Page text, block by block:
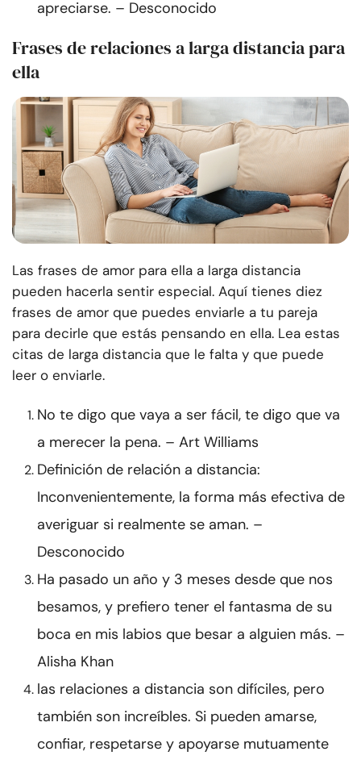
apreciarse. – Desconocido
Frases de relaciones a larga distancia para
ella
Las frases de amor para ella a larga distancia
pueden hacerla sentir especial. Aquí tienes diez
frases de amor que puedes enviarle a tu pareja
para decirle que estás pensando en ella. Lea estas
citas de larga distancia que le falta y que puede
leer o enviarle.
No te digo que vaya a ser fácil, te digo que va
a merecer la pena. – Art Williams
Definición de relación a distancia:
Inconvenientemente, la forma más efectiva de
averiguar si realmente se aman. –
Desconocido
Ha pasado un año y 3 meses desde que nos
besamos, y prefiero tener el fantasma de su
boca en mis labios que besar a alguien más. –
Alisha Khan
las relaciones a distancia son difíciles, pero
también son increíbles. Si pueden amarse,
confiar, respetarse y apoyarse mutuamente